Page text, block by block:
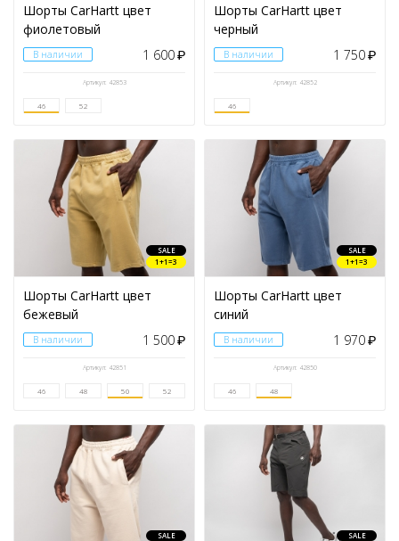
Шорты CarHartt цвет
фиолетовый
В наличии 1 600₽
Артикул: 42853
46 52
Шорты CarHartt цвет
черный
В наличии 1 750₽
Артикул: 42852
46
SALE
1+1=3
Шорты CarHartt цвет
бежевый
В наличии 1 500₽
Артикул: 42851
46 48 50 52
SALE
1+1=3
Шорты CarHartt цвет
синий
В наличии 1 970₽
Артикул: 42850
46 48
SALE
SALE